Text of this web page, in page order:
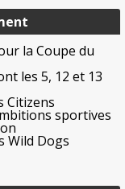
la Coupe du
les 5, 12 et 13
Citizens
sportives
Wild Dogs